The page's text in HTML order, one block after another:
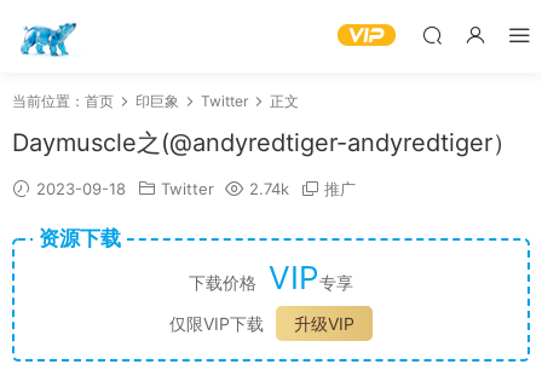
当前位置： 首页 印巨象 Twitter 正文
Daymuscle之(@andyredtiger-andyredtiger）
2023-09-18 Twitter 2.74k 推广
资源下载
下载价格 VIP专享
仅限VIP下载
升级VIP